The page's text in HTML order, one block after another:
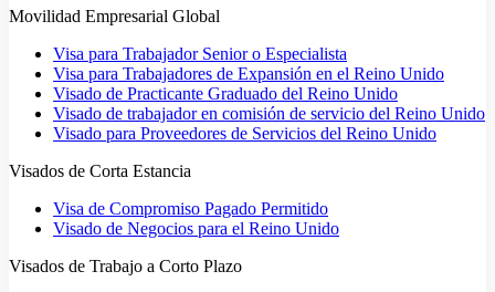
Movilidad Empresarial Global
Visa para Trabajador Senior o Especialista
Visa para Trabajadores de Expansión en el Reino Unido
Visado de Practicante Graduado del Reino Unido
Visado de trabajador en comisión de servicio del Reino Unido
Visado para Proveedores de Servicios del Reino Unido
Visados de Corta Estancia
Visa de Compromiso Pagado Permitido
Visado de Negocios para el Reino Unido
Visados de Trabajo a Corto Plazo